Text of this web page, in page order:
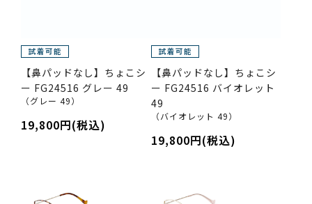
【鼻パッドなし】ちょこシ
ー FG24516 グレー 49
（グレー 49）
19,800円(税込)
【鼻パッドなし】ちょこシ
ー FG24516 バイオレット
49
（バイオレット 49）
19,800円(税込)